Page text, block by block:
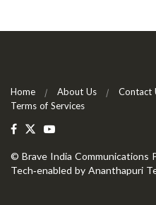
Home About Us Contact
Terms of Services
© Brave India Communications
Tech-enabled by Ananthapuri